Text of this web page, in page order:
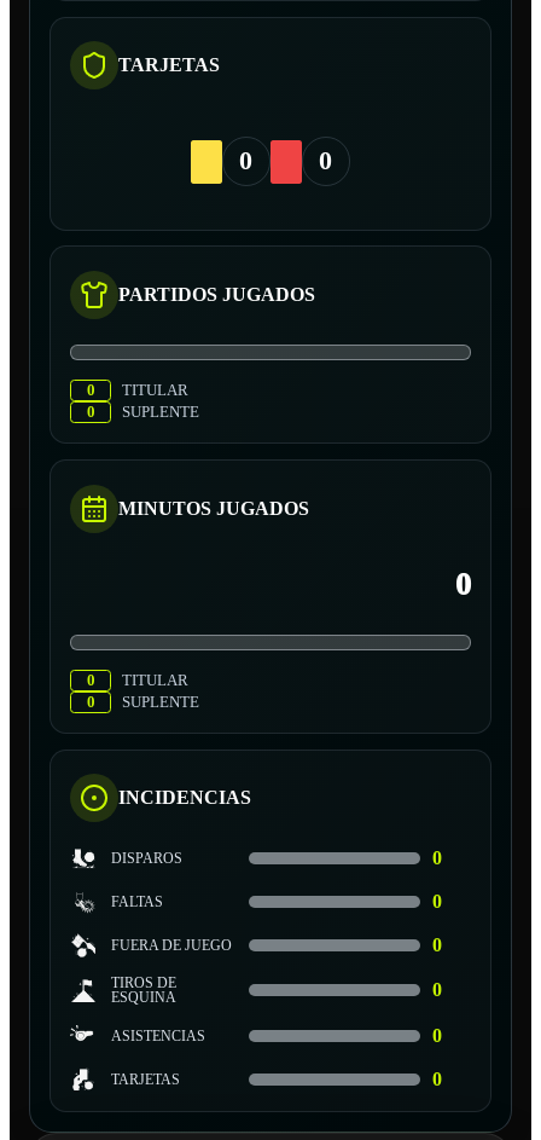
TARJETAS
0 0
PARTIDOS JUGADOS
0
TITULAR
0
SUPLENTE
MINUTOS JUGADOS
0
0
TITULAR
0
SUPLENTE
INCIDENCIAS
DISPAROS 0
FALTAS 0
FUERA DE JUEGO 0
TIROS DE
ESQUINA
0
ASISTENCIAS 0
TARJETAS 0